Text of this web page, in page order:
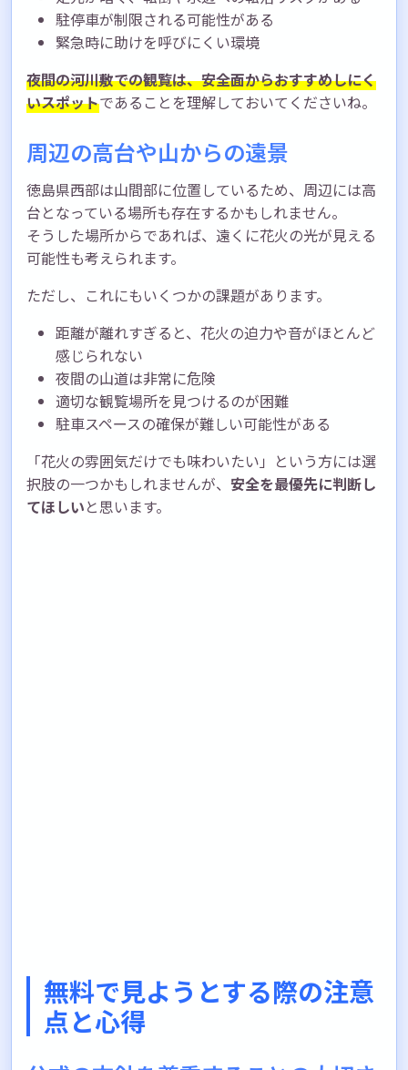
駐停車が制限される可能性がある
緊急時に助けを呼びにくい環境
夜間の河川敷での観覧は、安全面からおすすめしにく
いスポットであることを理解しておいてくださいね。
周辺の高台や山からの遠景
徳島県西部は山間部に位置しているため、周辺には高
台となっている場所も存在するかもしれません。
そうした場所からであれば、遠くに花火の光が見える
可能性も考えられます。
ただし、これにもいくつかの課題があります。
距離が離れすぎると、花火の迫力や音がほとんど
感じられない
夜間の山道は非常に危険
適切な観覧場所を見つけるのが困難
駐車スペースの確保が難しい可能性がある
「花火の雰囲気だけでも味わいたい」という方には選
択肢の一つかもしれませんが、 安全を最優先に判断し
てほしいと思います。
無料で見ようとする際の注意
点と心得